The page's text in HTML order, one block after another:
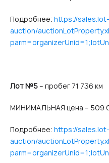
Подробнее: https://
auction/
Лот №5– пробег 71 736 км
МИНИМАЛЬНАЯ цена – 509
Подробнее: https://
auction/